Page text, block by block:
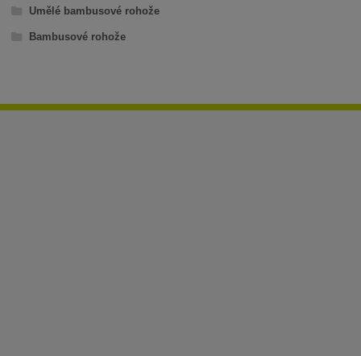
Umělé bambusové rohože
Bambusové rohože